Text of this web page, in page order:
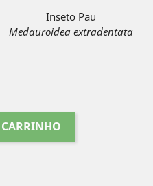
Inseto Pau
Medauroidea extradentata